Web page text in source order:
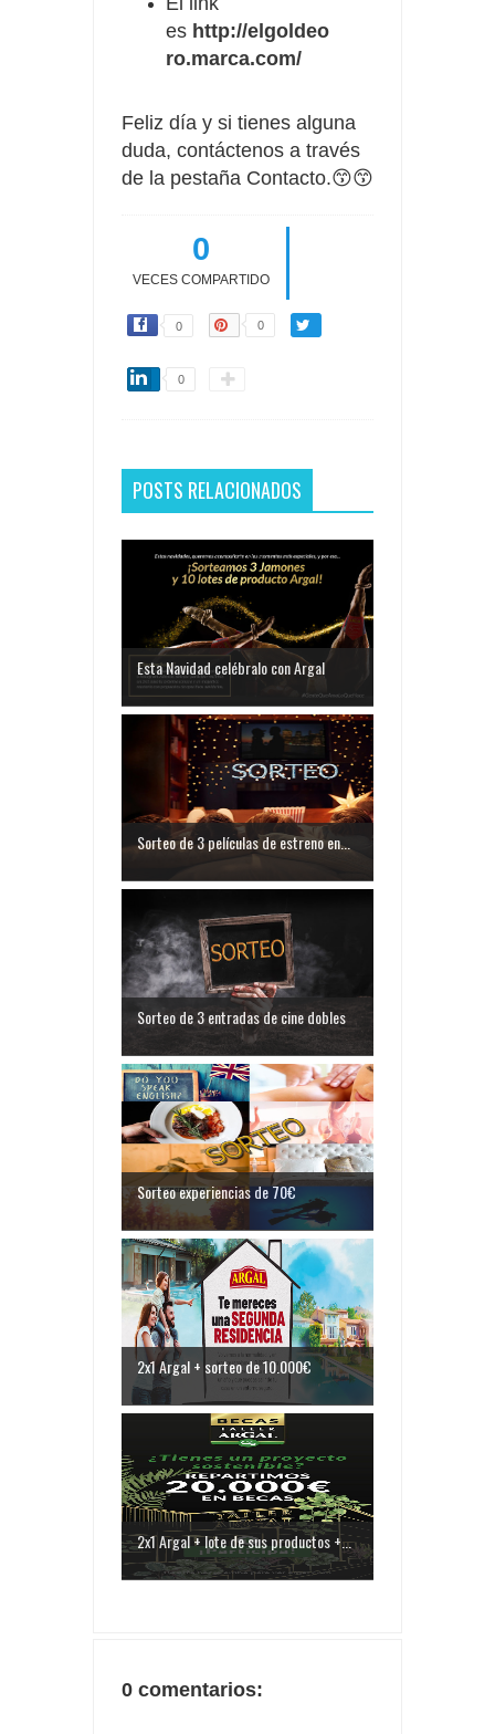
es http://elgoldeo
ro.marca.com/
Feliz día y si tienes alguna
duda, contáctenos a través
de la pestaña Contacto.😙😙
0
VECES COMPARTIDO
0 0
0
POSTS RELACIONADOS
Esta Navidad celébralo con Argal
Sorteo de 3 películas de estreno en...
Sorteo de 3 entradas de cine dobles
Sorteo experiencias de 70€
2x1 Argal + sorteo de 10.000€
2x1 Argal + lote de sus productos +...
0 comentarios: